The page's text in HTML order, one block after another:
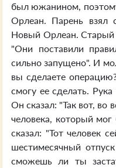
был южанином,
Орлеан. Парень взял
Новый Орлеан. Старый
"Они поставили
сильно запущено". И
вы сделаете
смогу ее сделать.
Он сказал: "Так вот, во
человека, который
сказал: "Тот человек
шестимесячный
сможешь ли ты